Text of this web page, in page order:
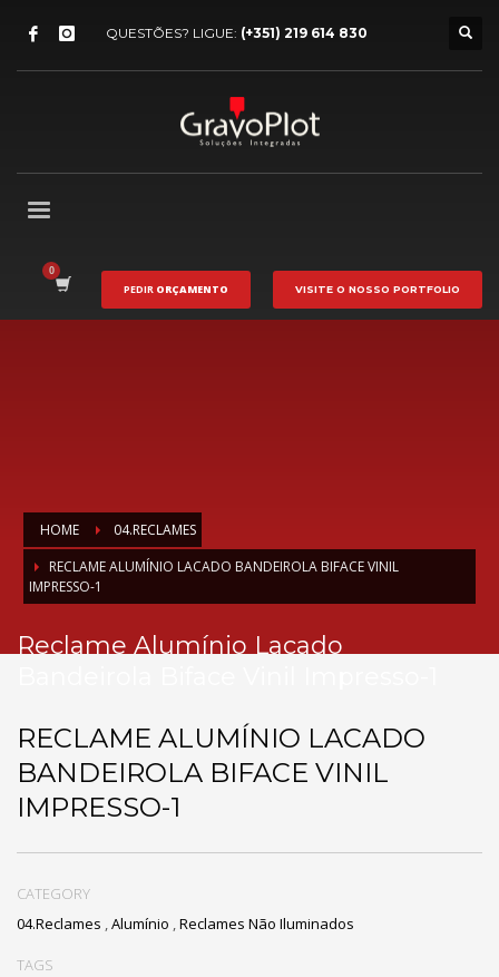
QUESTÕES? LIGUE: (+351) 219 614 830
PEDIR ORÇAMENTO VISITE O NOSSO PORTFOLIO
HOME
04.RECLAMES
RECLAME ALUMÍNIO LACADO BANDEIROLA BIFACE VINIL
IMPRESSO-1
Reclame Alumínio Lacado
RECLAME ALUMÍNIO LACADO
BANDEIROLA BIFACE VINIL
IMPRESSO-1
CATEGORY
04.Reclames ,Alumínio ,Reclames Não Iluminados
TAGS